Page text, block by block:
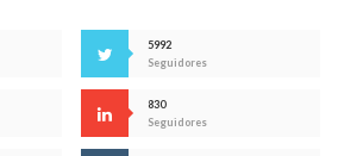
5992
Seguidores
830
Seguidores